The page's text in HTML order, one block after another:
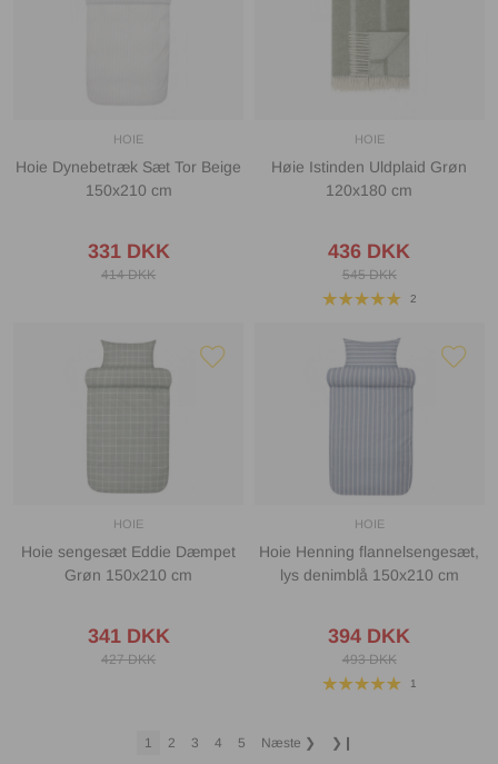
HOIE
Hoie Dynebetræk Sæt Tor Beige
150x210 cm
331 DKK
414 DKK
HOIE
Høie Istinden Uldplaid Grøn
120x180 cm
436 DKK
545 DKK
2
HOIE
Hoie sengesæt Eddie Dæmpet
Grøn 150x210 cm
341 DKK
427 DKK
HOIE
Hoie Henning flannelsengesæt,
lys denimblå 150x210 cm
394 DKK
493 DKK
1
1 2 3 4 5 Næste ❯ ❯❙